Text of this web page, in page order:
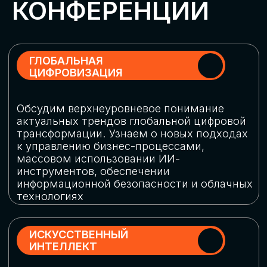
Выясним, как в наши дни уверенно
защищать свой бизнес от киберугроз
Обменяемся опытом, какие ИИ-решения
в маркетинге и продажах наиболее
рекламными кампаниями показывают
наибольшую эффективность
РОБОТИЗАЦИЯ
Узнаем, в каких отраслях ИИ
«материализуется», какие роботы
решают сложные бизнес-задачи, а где
только обсуждают концепции
роботизации и потенциальные бюджеты
на тестирование образцов